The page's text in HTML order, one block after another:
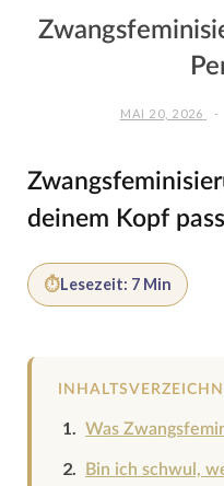
MAI 20, 2026
deinem Kopf
⏱Lesezeit: 7 Min
Was
Bin ich schwul,